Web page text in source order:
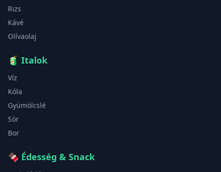
Rizs
Kávé
Olívaolaj
🧃 Italok
Víz
Kóla
Gyümölcslé
Sör
Bor
🍫 Édesség & Snack